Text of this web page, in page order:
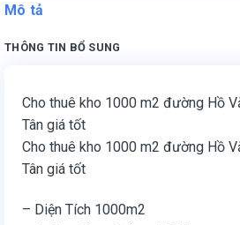
Mô tả
THÔNG TIN BỔ SUNG
Cho thuê kho 1000 m2 đường Hồ
Tân giá tốt
Cho thuê kho 1000 m2 đường Hồ
Tân giá tốt
– Diện Tích 1000m2